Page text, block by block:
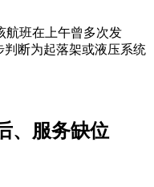
航班在上午曾多次发
断为起落架或液压系统
、服务缺位